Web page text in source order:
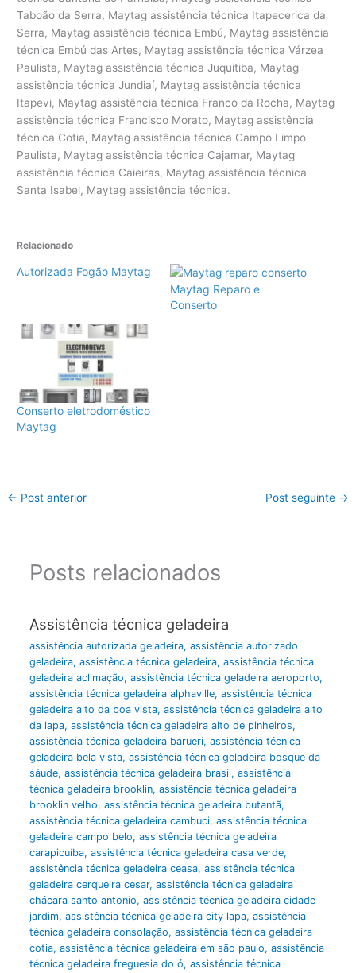
Taboão da Serra, Maytag assistência técnica Itapecerica da
Serra, Maytag assistência técnica Embú, Maytag assistência
técnica Embú das Artes, Maytag assistência técnica Várzea
Paulista, Maytag assistência técnica Juquitiba, Maytag
assistência técnica Jundiaí, Maytag assistência técnica
Itapevi, Maytag assistência técnica Franco da Rocha, Maytag
assistência técnica Francisco Morato, Maytag assistência
técnica Cotia, Maytag assistência técnica Campo Limpo
Paulista, Maytag assistência técnica Cajamar, Maytag
assistência técnica Caieiras, Maytag assistência técnica
Santa Isabel, Maytag assistência técnica.
Relacionado
Autorizada Fogão Maytag
Maytag Reparo e
Conserto
Conserto eletrodoméstico
Maytag
← Post anterior Post seguinte →
Posts relacionados
Assistência técnica geladeira
assistência autorizada geladeira, assistência autorizado
geladeira, assistência técnica geladeira, assistência técnica
geladeira aclimação, assistência técnica geladeira aeroporto,
assistência técnica geladeira alphaville, assistência técnica
geladeira alto da boa vista, assistência técnica geladeira alto
da lapa, assistência técnica geladeira alto de pinheiros,
assistência técnica geladeira barueri, assistência técnica
geladeira bela vista, assistência técnica geladeira bosque da
sáude, assistência técnica geladeira brasil, assistência
técnica geladeira brooklin, assistência técnica geladeira
brooklin velho, assistência técnica geladeira butantã,
assistência técnica geladeira cambuci, assistência técnica
geladeira campo belo, assistência técnica geladeira
carapicuíba, assistência técnica geladeira casa verde,
assistência técnica geladeira ceasa, assistência técnica
geladeira cerqueira cesar, assistência técnica geladeira
chácara santo antonio, assistência técnica geladeira cidade
jardim, assistência técnica geladeira city lapa, assistência
técnica geladeira consolação, assistência técnica geladeira
cotia, assistência técnica geladeira em são paulo, assistência
técnica geladeira freguesia do ó, assistência técnica